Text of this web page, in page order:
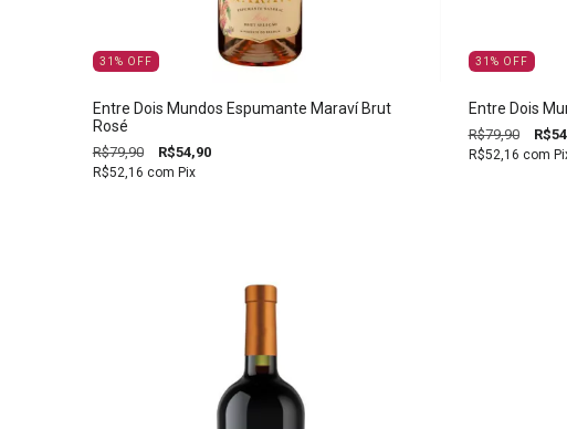
31 % OFF
Entre Dois Mundos Espumante Maraví Brut
Rosé
R$79,90 R$54,90
R$52,16 com Pix
31 % OFF
Entre Dois
R$79,90
R$52,16 com